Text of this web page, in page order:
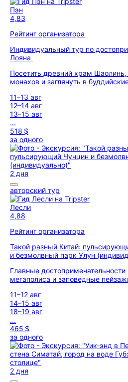
Пэн
4,83
Рейтинг организатора
Индивидуальный тур по
Лояна
Посетить древний храм Шаолинь,
монахов и заглянуть в
11–13 авг
12–14 авг
13–15 авг
...
518 $
за одного
2 дня
авторский тур
Лесли
4,88
Рейтинг организатора
Такой разный Китай:
и безмолвный парк Улун
Главные достопримечательности
мегаполиса и заповедные
11–12 авг
14–15 авг
18–19 авг
...
465 $
за одного
2 дня